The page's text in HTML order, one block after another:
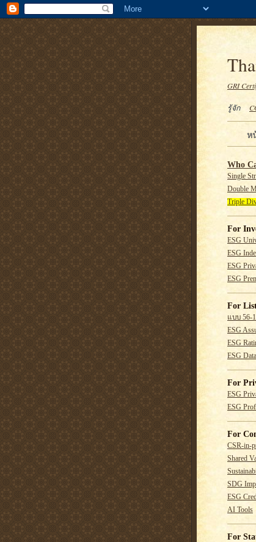
GRI
รู้จัก
ห
Who
Single
Double
Triple
For
ESG
ESG
ESG
ESG
For
แบบ 56-1
ESG
ESG
ESG
For
ESG
ESG
For
CSR-in-
Shared
SDG
ESG
AI Tools
For